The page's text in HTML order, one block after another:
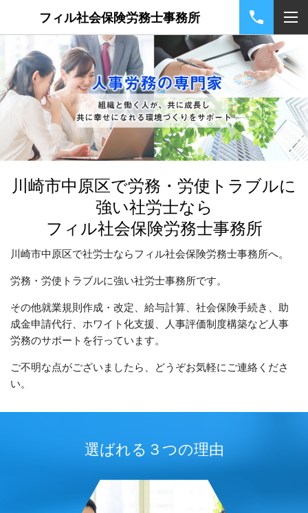
フィル社会保険労務士事務所
川崎市中原区で労務・労使トラブルに
強い社労士なら
フィル社会保険労務士事務所
川崎市中原区で社労士ならフィル社会保険労務士事務所へ。
労務・労使トラブルに強い社労士事務所です。
その他就業規則作成・改定、給与計算、社会保険手続き、助
成金申請代行、ホワイト化支援、人事評価制度構築など人事
労務のサポートを行っています。
ご不明な点がございましたら、どうぞお気軽にご連絡くださ
い。
選ばれる ３つの理由